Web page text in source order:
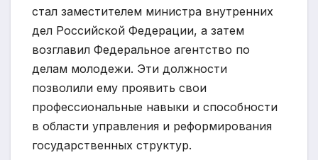
стал заместителем министра внутренних
дел Российской Федерации, а затем
возглавил Федеральное агентство по
делам молодежи. Эти должности
позволили ему проявить свои
профессиональные навыки и способности
в области управления и реформирования
государственных структур.